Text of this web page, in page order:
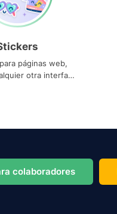
páginas web,
otra interfaz
colaboradores